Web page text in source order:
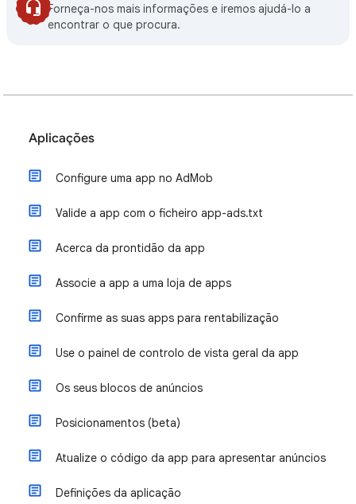
Forneça-nos mais informações e iremos ajudá-lo a
encontrar o que procura.
Aplicações
Configure uma app no AdMob
Valide a app com o ficheiro app-ads.txt
Acerca da prontidão da app
Associe a app a uma loja de apps
Confirme as suas apps para rentabilização
Use o painel de controlo de vista geral da app
Os seus blocos de anúncios
Posicionamentos (beta)
Atualize o código da app para apresentar anúncios
Definições da aplicação